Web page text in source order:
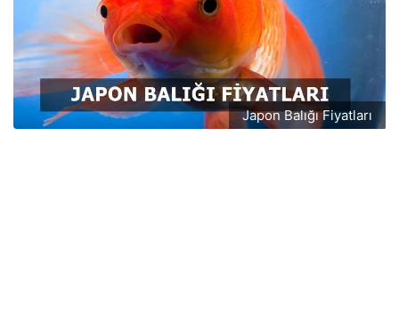
Japon Balığı Fiyatları